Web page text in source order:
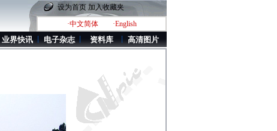
设为首页 加入收藏夹
·中文简体
·English
业界快讯 电子杂志 资料库 高清图片